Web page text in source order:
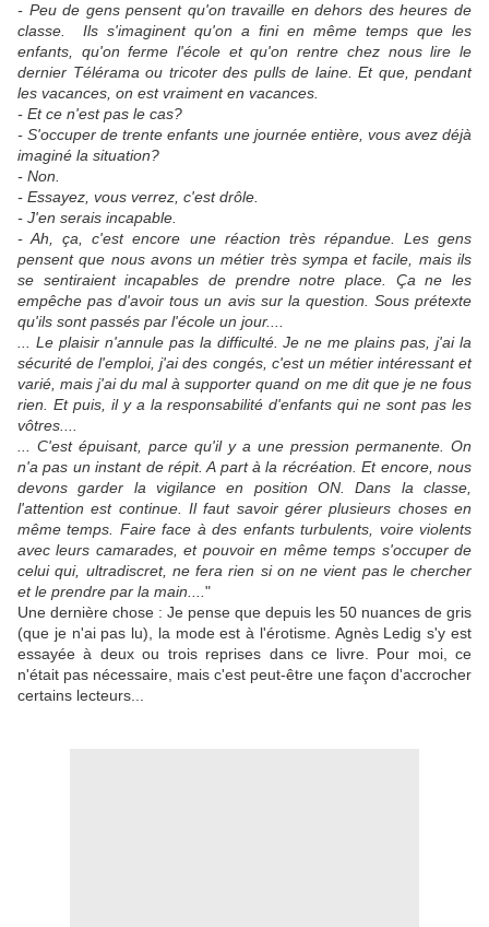
- Peu de gens pensent qu'on travaille en dehors des heures de
classe. Ils s'imaginent qu'on a fini en même temps que les
enfants, qu'on ferme l'école et qu'on rentre chez nous lire le
dernier Télérama ou tricoter des pulls de laine. Et que, pendant
les vacances, on est vraiment en vacances.
- Et ce n'est pas le cas?
- S'occuper de trente enfants une journée entière, vous avez déjà
imaginé la situation?
- Non.
- Essayez, vous verrez, c'est drôle.
- J'en serais incapable.
- Ah, ça, c'est encore une réaction très répandue. Les gens
pensent que nous avons un métier très sympa et facile, mais ils
se sentiraient incapables de prendre notre place. Ça ne les
empêche pas d'avoir tous un avis sur la question. Sous prétexte
qu'ils sont passés par l'école un jour....
... Le plaisir n'annule pas la difficulté. Je ne me plains pas, j'ai la
sécurité de l'emploi, j'ai des congés, c'est un métier intéressant et
varié, mais j'ai du mal à supporter quand on me dit que je ne fous
rien. Et puis, il y a la responsabilité d'enfants qui ne sont pas les
vôtres....
... C'est épuisant, parce qu'il y a une pression permanente. On
n'a pas un instant de répit. A part à la récréation. Et encore, nous
devons garder la vigilance en position ON. Dans la classe,
l'attention est continue. Il faut savoir gérer plusieurs choses en
même temps. Faire face à des enfants turbulents, voire violents
avec leurs camarades, et pouvoir en même temps s'occuper de
celui qui, ultradiscret, ne fera rien si on ne vient pas le chercher
et le prendre par la main.... "
Une dernière chose : Je pense que depuis les 50 nuances de gris
(que je n'ai pas lu), la mode est à l'érotisme. Agnès Ledig s'y est
essayée à deux ou trois reprises dans ce livre. Pour moi, ce
n'était pas nécessaire, mais c'est peut-être une façon d'accrocher
certains lecteurs...